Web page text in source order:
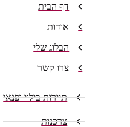
דף הבית
אודות
הבלוג שלי
צרו קשר
תיירות בילוי ופנאי
צרכנות